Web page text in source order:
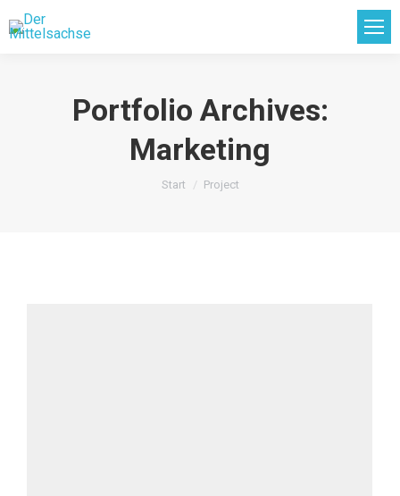
Portfolio Archives:
Marketing
Sie befinden sich hier:
Start Project